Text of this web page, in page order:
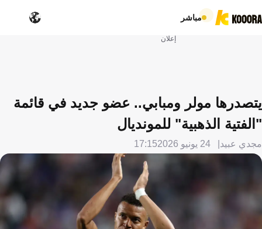
مباشر
إعلان
يتصدرها مولر ومبابي.. عضو جديد في قائمة
"الفتية الذهبية" للمونديال
مجدي عبيد 24 يونيو 2026 17:15